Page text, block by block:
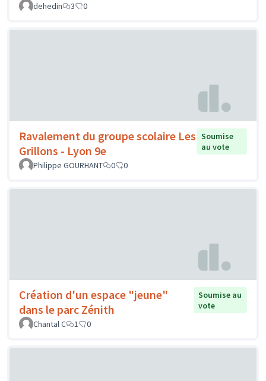
dehedin
3 0
Ravalement du groupe scolaire Les
Grillons - Lyon 9e
Soumise
au vote
Philippe GOURHANT
0 0
Création d'un espace "jeune"
dans le parc Zénith
Soumise au
vote
Chantal C
1 0